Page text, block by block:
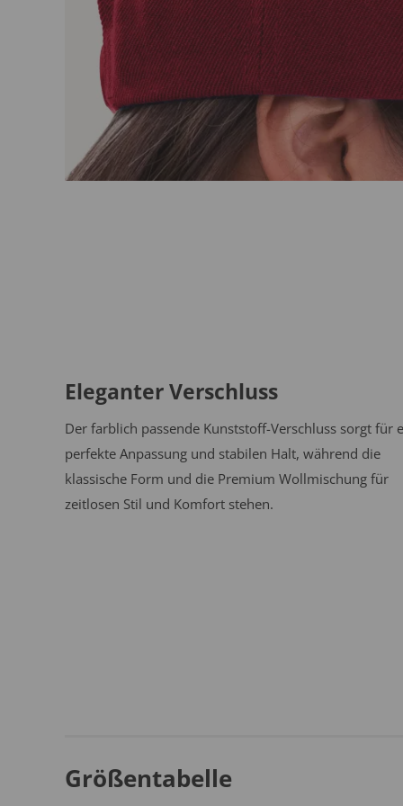
Eleganter Verschluss
Der farblich passende Kunststoff-Verschluss sorgt für
perfekte Anpassung und stabilen Halt, während die
klassische Form und die Premium Wollmischung für
zeitlosen Stil und Komfort stehen.
Größentabelle